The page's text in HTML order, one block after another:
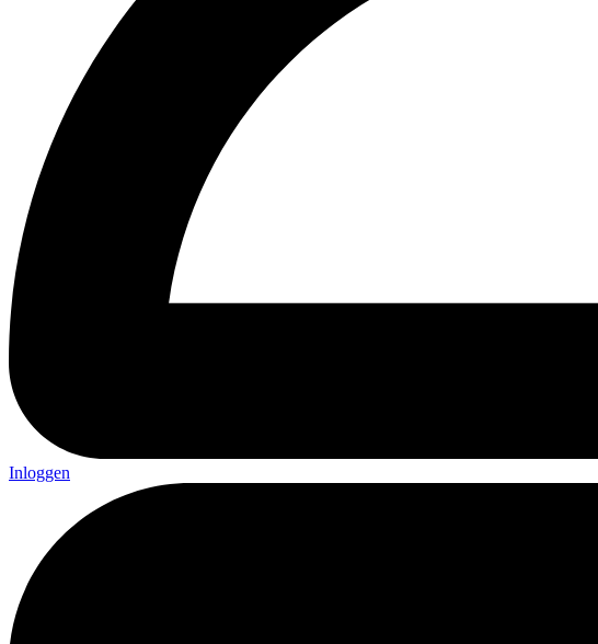
Inloggen